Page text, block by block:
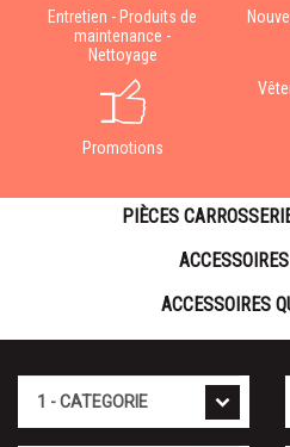
Entretien - Produits de
maintenance -
Nettoyage
Promotions
PIÈCES
ACCESSOIRES